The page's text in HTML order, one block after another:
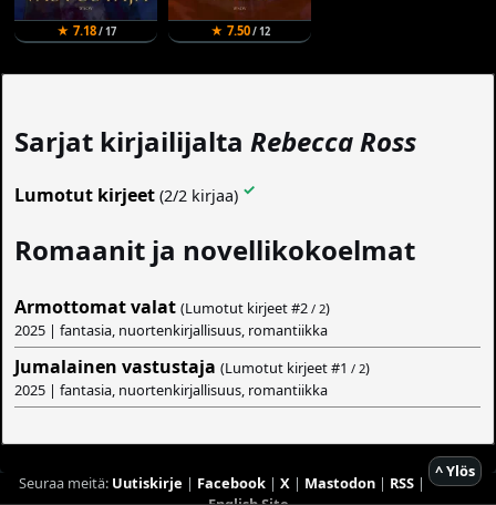
★ 7.18/ 17 ★ 7.50/ 12
Sarjat kirjailijaltaRebecca Ross
Lumotut kirjeet (2/2 kirjaa) ✓
Romaanit ja novellikokoelmat
Armottomat valat (Lumotut kirjeet #2 / 2)
2025 | fantasia, nuortenkirjallisuus, romantiikka
Jumalainen vastustaja (Lumotut kirjeet #1 / 2)
2025 | fantasia, nuortenkirjallisuus, romantiikka
^ Ylös
Seuraa meitä: Uutiskirje | Facebook| X| Mastodon| RSS|